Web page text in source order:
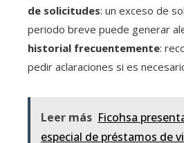
de solicitudes: un exceso de
periodo breve puede generar
historial frecuentemente:
pedir aclaraciones si es
Leer más Ficohsa
especial de préstamos de